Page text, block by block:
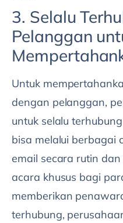
3. Selalu
Pelanggan
Untuk
dengan pelanggan,
untuk selalu
bisa melalui berbagai
email secara rutin
acara khusus bagi
memberikan
terhubung,